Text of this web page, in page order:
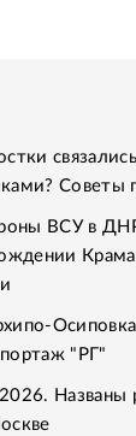
Советы
ВСУ в
"РГ"
Названы